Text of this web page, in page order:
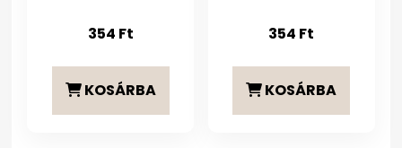
354 Ft
KOSÁRBA
354 Ft
KOSÁRBA